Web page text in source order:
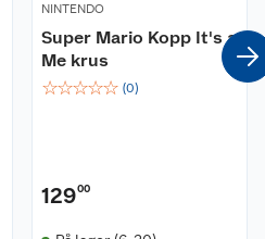
NINTENDO
Super Mario Kopp It's a
Me krus
☆☆☆☆☆ (0)
12900